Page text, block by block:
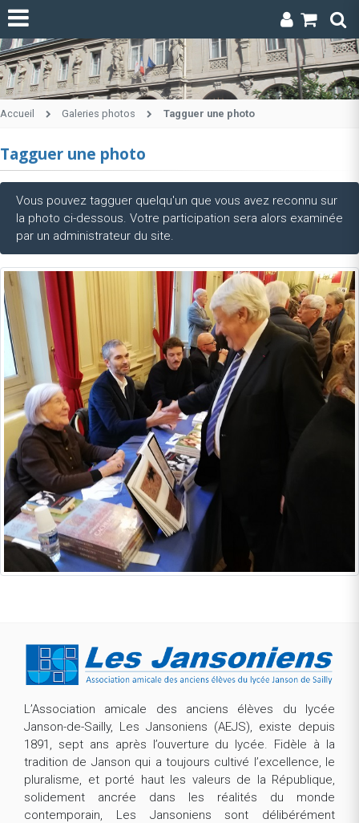
Accueil Galeries photos Tagguer une photo
Tagguer une photo
Vous pouvez tagguer quelqu'un que vous avez reconnu sur
la photo ci-dessous. Votre participation sera alors examinée
par un administrateur du site.
L’Association amicale des anciens élèves du lycée
Janson-de-Sailly, Les Jansoniens (AEJS), existe depuis
1891, sept ans après l’ouverture du lycée. Fidèle à la
tradition de Janson qui a toujours cultivé l’excellence, le
pluralisme, et porté haut les valeurs de la République,
solidement ancrée dans les réalités du monde
contemporain, Les Jansoniens sont délibérément